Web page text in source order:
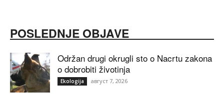
POSLEDNJE OBJAVE
Održan drugi okrugli sto o Nacrtu zakona
o dobrobiti životinja
Ekologija август 7, 2026